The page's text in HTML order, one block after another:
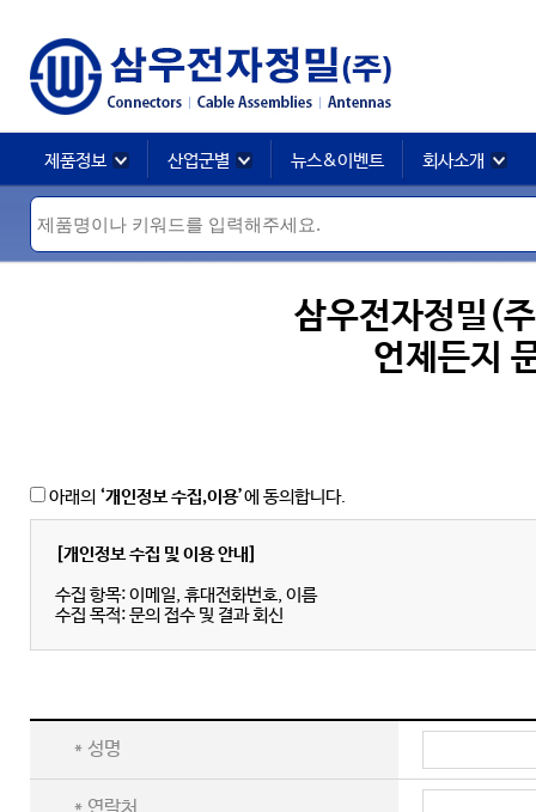
제품정보 산업군별 뉴스&이벤트 회사소개
삼우전자정밀(
언제든지
아래의 ‘개인정보 수집,이용’에 동의합니다.
[개인정보 수집 및 이용 안내]
수집 항목: 이메일, 휴대전화번호, 이름
수집 목적: 문의 접수 및 결과 회신
* 성명